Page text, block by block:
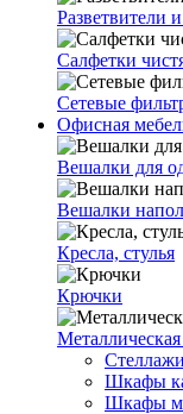
Разветвители
Салфетки
Сетевые
Офисная
Вешалки для
Вешалки
Кресла, стулья
Крючки
Стеллажи
Шкафы
Шкафы